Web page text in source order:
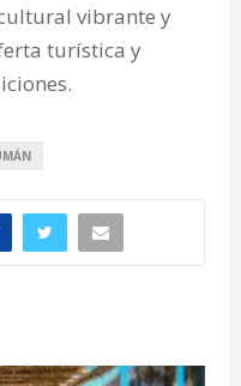
vibrante y
turística y